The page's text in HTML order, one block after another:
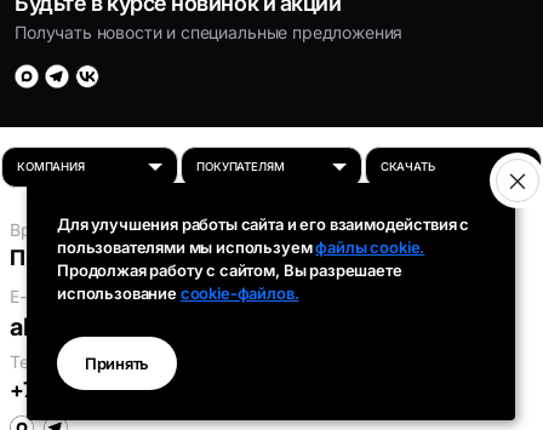
Получать новости и специальные предложения
Время работы:
Пн-Пт: 8:00 - 16:30
E-mail:
absolut-tds@inbox.ru
Телефоны:
+7 (343) 301-91-93
Для улучшения работы сайта и его взаимодействия с
пользователями мы используемфайлы cookie.
Продолжая работу с сайтом, Вы разрешаете
использованиеcookie-файлов.
Принять